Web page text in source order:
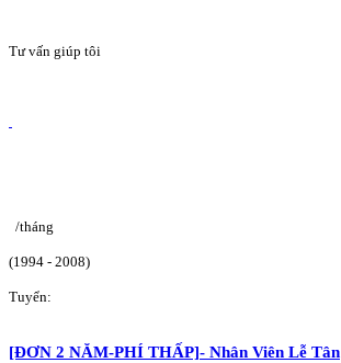
Tư vấn giúp tôi
/tháng
(1994 - 2008)
Tuyển:
[ĐƠN 2 NĂM-PHÍ THẤP]- Nhân Viên Lễ Tân